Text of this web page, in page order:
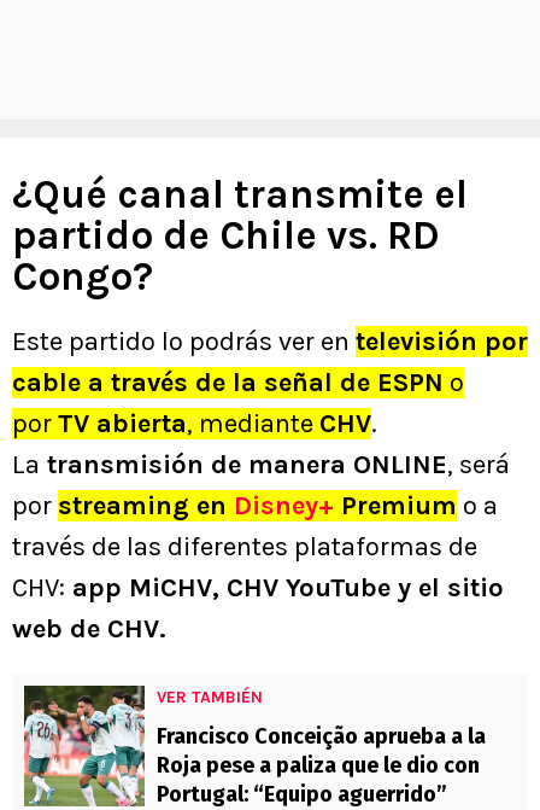
¿Qué canal transmite el
partido de Chile vs. RD
Congo?
Este partido lo podrás ver en televisión por
cable a través de la señal de ESPN o
porTV abierta, mediante CHV.
La transmisión de manera ONLINE, será
por streaming en Disney+ Premium o a
través de las diferentes plataformas de
CHV: app MiCHV, CHV YouTube y el sitio
web de CHV.
VER TAMBIÉN
Francisco Conceição aprueba a la
Roja pese a paliza que le dio con
Portugal: “Equipo aguerrido”